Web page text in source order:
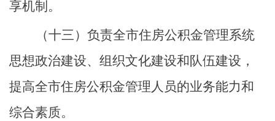
享机制。
（十三）负责全市住房公积金管理系统
思想政治建设、组织文化建设和队伍建设，
提高全市住房公积金管理人员的业务能力和
综合素质。